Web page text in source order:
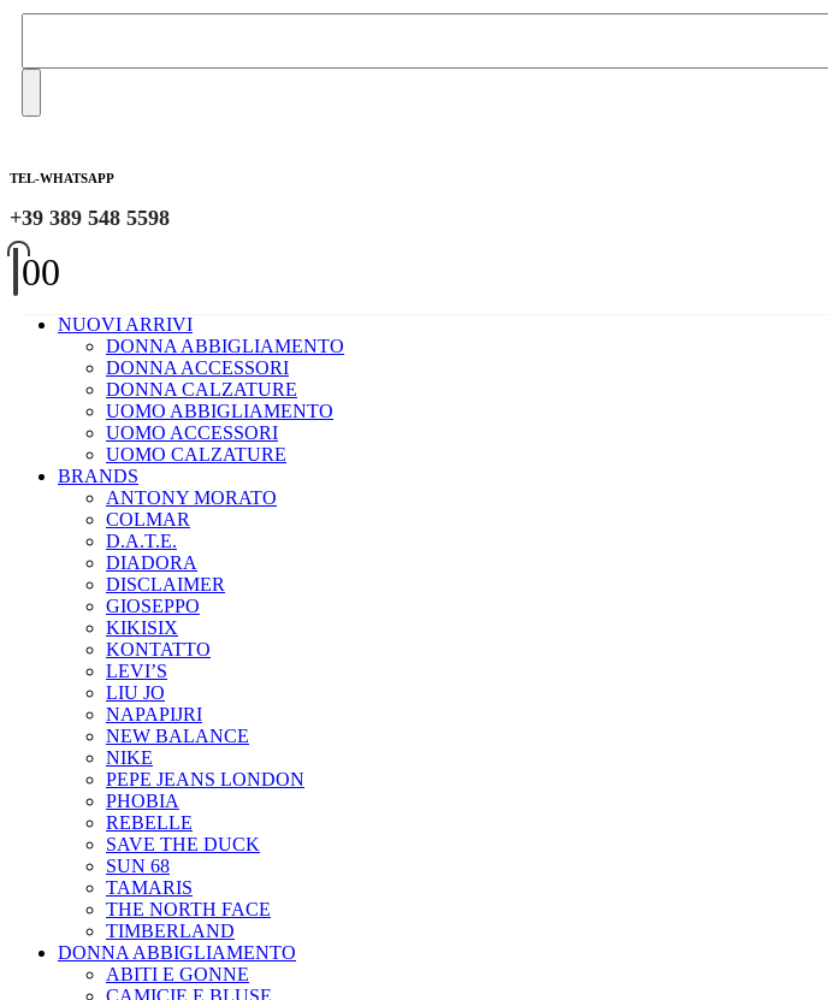
TEL-WHATSAPP
+39 389 548 5598
00
NUOVI ARRIVI
DONNA ABBIGLIAMENTO
DONNA ACCESSORI
DONNA CALZATURE
UOMO ABBIGLIAMENTO
UOMO ACCESSORI
UOMO CALZATURE
BRANDS
ANTONY MORATO
COLMAR
D.A.T.E.
DIADORA
DISCLAIMER
GIOSEPPO
KIKISIX
KONTATTO
LEVI’S
LIU JO
NAPAPIJRI
NEW BALANCE
NIKE
PEPE JEANS LONDON
PHOBIA
REBELLE
SAVE THE DUCK
SUN 68
TAMARIS
THE NORTH FACE
TIMBERLAND
DONNA ABBIGLIAMENTO
ABITI E GONNE
CAMICIE E BLUSE